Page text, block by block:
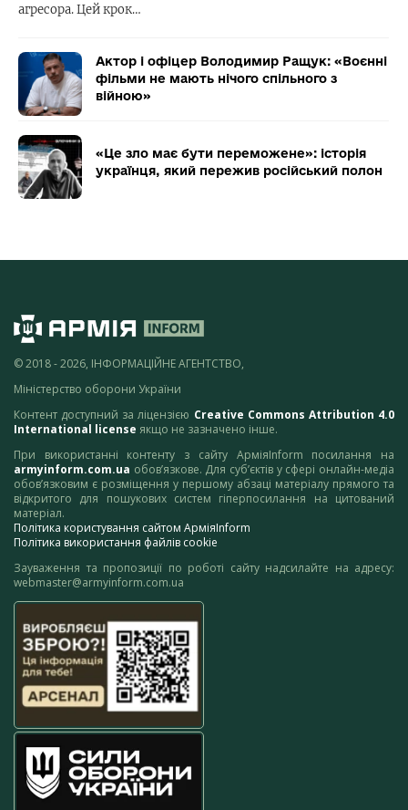
агресора. Цей крок…
Актор і офіцер Володимир Ращук: «Воєнні
фільми не мають нічого спільного з
війною»
«Це зло має бути переможене»: історія
українця, який пережив російський полон
© 2018 - 2026, ІНФОРМАЦІЙНЕ АГЕНТСТВО,
Міністерство оборони України
Контент доступний за ліцензією Creative Commons Attribution 4.0
International license якщо не зазначено інше.
При використанні контенту з сайту АрміяInform посилання на
armyinform.com.ua обов’язкове. Для суб’єктів у сфері онлайн-медіа
обов’язковим є розміщення у першому абзаці матеріалу прямого та
відкритого для пошукових систем гіперпосилання на цитований
матеріал.
Політика користування сайтом АрміяInform
Політика використання файлів cookie
Зауваження та пропозиції по роботі сайту надсилайте на адресу:
webmaster@armyinform.com.ua